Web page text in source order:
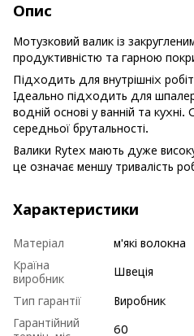
Опис
Мотузковий валик із
продуктивністю та гарною
Підходить для внутрішніх
Ідеально підходить для
водній основі у ванній та
середньої брутальності.
Валики Rytex мають дуже
це означає меншу тривалість
Характеристики
Матеріал
м'які волокна
Країна
виробник
Швеція
Тип гарантії
Виробник
Гарантійний
60